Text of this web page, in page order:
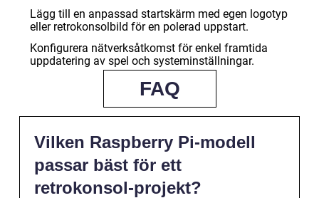
Lägg till en anpassad startskärm med egen logotyp
eller retrokonsolbild för en polerad uppstart.
Konfigurera nätverksåtkomst för enkel framtida
uppdatering av spel och systeminställningar.
FAQ
Vilken Raspberry Pi-modell
passar bäst för ett
retrokonsol-projekt?